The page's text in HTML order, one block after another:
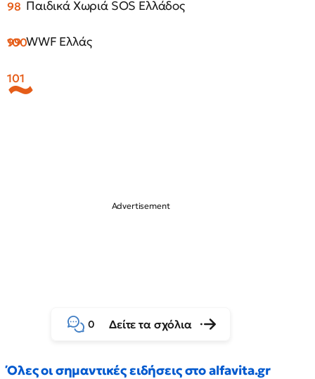
Παιδικά Χωριά SOS Ελλάδος
WWF Ελλάς
0 Δείτε τα σχόλια
Όλες οι σημαντικές ειδήσεις στο alfavita.gr